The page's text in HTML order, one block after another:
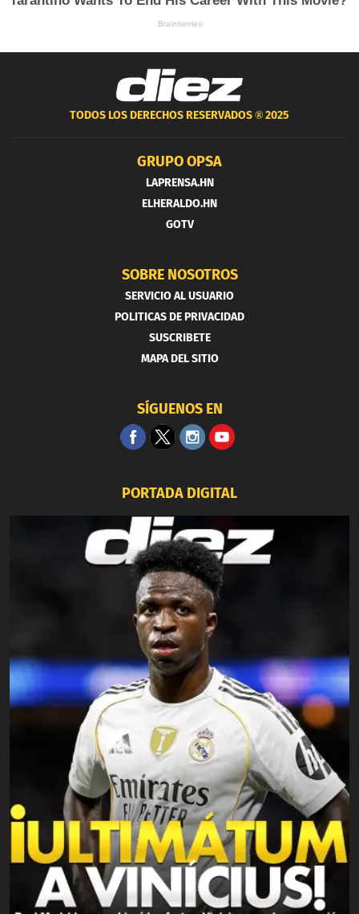
TODOS LOS DERECHOS RESERVADOS ®2025
GRUPO OPSA
LAPRENSA.HN
ELHERALDO.HN
GOTV
SOBRE NOSOTROS
SERVICIO AL USUARIO
POLITICAS DE PRIVACIDAD
SUSCRIBETE
MAPA DEL SITIO
SÍGUENOS EN
PORTADA DIGITAL